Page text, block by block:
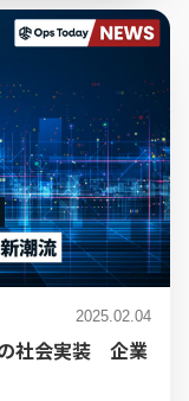
2025.02.04
の社会実装 企業